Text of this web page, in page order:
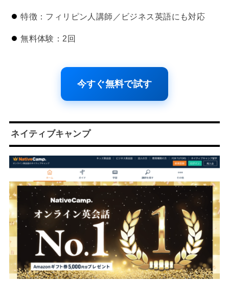
特徴：フィリピン人講師／ビジネス英語にも対応
無料体験：2回
今すぐ無料で試す
ネイティブキャンプ